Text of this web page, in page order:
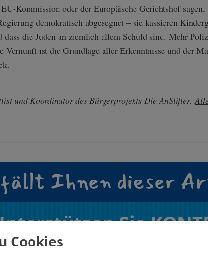
Kommission oder der Europäische Gerichtshof
demokratisch abgesegnet – sie kassieren
die Juden an ziemlich allem Schuld sind. Mehr
Vernunft ist die Grundlage aller Erkenntnisse und der
und Koordinator des Bürgerprojekts Die AnStifter.
Ihnen dieser
Sie
Cookies